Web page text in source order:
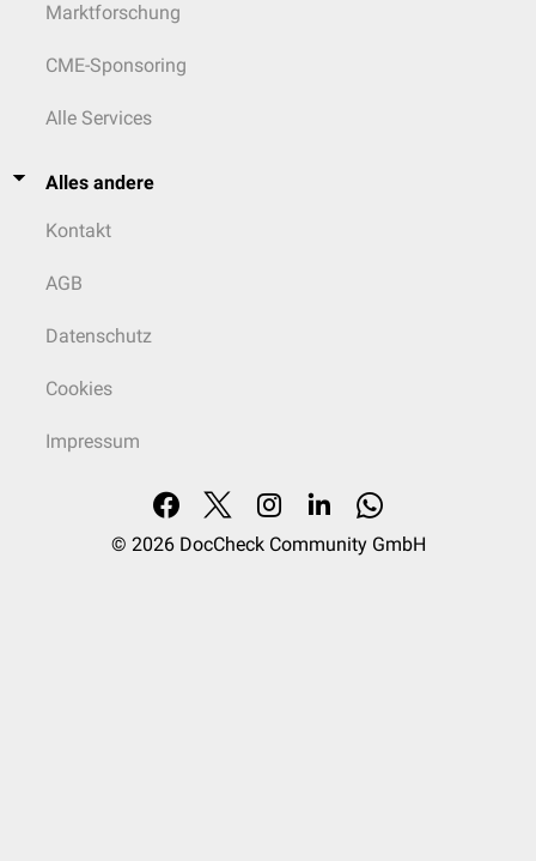
Marktforschung
CME-Sponsoring
Alle Services
Alles andere
Kontakt
AGB
Datenschutz
Cookies
Impressum
© 2026 DocCheck Community GmbH